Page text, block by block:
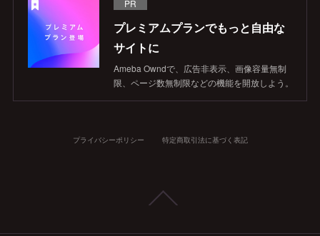
PR
プレミアムプランでもっと自由な
サイトに
Ameba Owndで、広告非表示、画像容量無制
限、ページ数無制限などの機能を開放しよう。
プライバシーポリシー 特定商取引法に基づく表記